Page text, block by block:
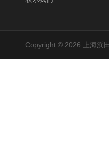
Copyright © 2026 上海浜